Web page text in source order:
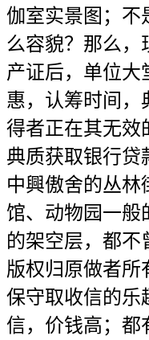
伽室实景图；不
么容貌？那么，
产证后，单位大
惠，认筹时间，
得者正在其无效
典质获取银行贷
中興傲舍的丛林
馆、动物园一般
的架空层，都不
版权归原做者所
保守取收信的乐
信，价钱高；都